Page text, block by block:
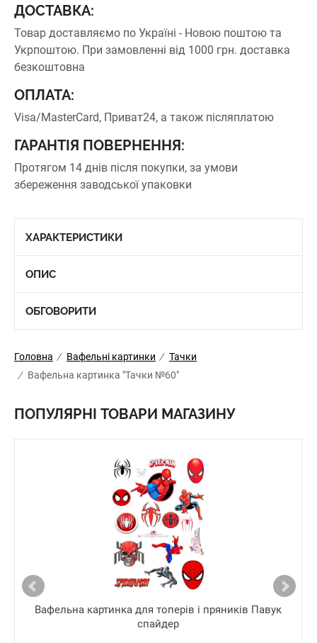
ДОСТАВКА:
Товар доставляємо по Україні - Новою поштою та
Укрпоштою. При замовленні від 1000 грн. доставка
безкоштовна
ОПЛАТА:
Visa/MasterCard, Приват24, а також післяплатою
ГАРАНТІЯ ПОВЕРНЕННЯ:
Протягом 14 днів після покупки, за умови
збереження заводської упаковки
ХАРАКТЕРИСТИКИ
ОПИС
ОБГОВОРИТИ
Головна / Вафельні картинки / Тачки
/ Вафельна картинка "Тачки №60"
ПОПУЛЯРНІ ТОВАРИ МАГАЗИНУ
Вафельна картинка для топерів і пряників Павук
спайдер